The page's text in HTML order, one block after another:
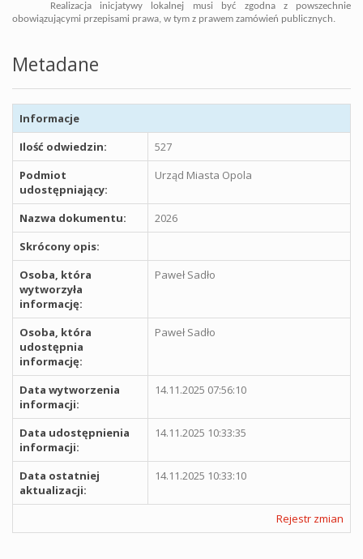
Realizacja inicjatywy lokalnej musi być zgodna z powszechnie
obowiązującymi przepisami prawa, w tym z prawem zamówień publicznych.
Metadane
Informacje
Ilość odwiedzin:
527
Podmiot
udostępniający:
Urząd Miasta Opola
Nazwa dokumentu:
2026
Skrócony opis:
Osoba, która
wytworzyła
informację:
Paweł Sadło
Osoba, która
udostępnia
informację:
Paweł Sadło
Data wytworzenia
informacji:
14.11.2025 07:56:10
Data udostępnienia
informacji:
14.11.2025 10:33:35
Data ostatniej
aktualizacji:
14.11.2025 10:33:10
Rejestr zmian